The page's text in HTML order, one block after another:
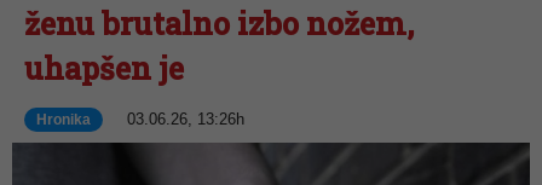
ženu brutalno izbo nožem,
uhapšen je
Hronika 03.06.26, 13:26h